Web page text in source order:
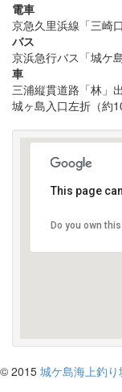
電車
京急久里浜線「三崎
バス
京浜急行バス「城ケ
車
三浦縦貫道路「林」
城ヶ島入口左折（約
This page
Do you own
© 2015 城ケ島海上釣り